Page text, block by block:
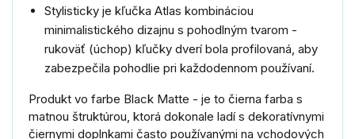
Stylisticky je kľučka Atlas kombináciou
minimalistického dizajnu s pohodlným tvarom -
rukoväť (úchop) kľučky dverí bola profilovaná, aby
zabezpečila pohodlie pri každodennom používaní.
Produkt vo farbe Black Matte - je to čierna farba s
matnou štruktúrou, ktorá dokonale ladí s dekoratívnymi
čiernymi doplnkami často používanými na vchodových